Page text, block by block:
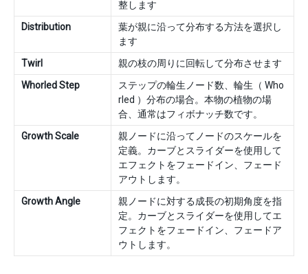
整します
Distribution
葉が親に沿って分布する方法を選択し
ます
Twirl
親の枝の周りに回転して分布させます
Whorled Step
ステップの輪生ノード数、輪生（ Who
rled ）分布の場合。本物の植物の場
合、通常はフィボナッチ数です。
Growth Scale
親ノードに沿ってノードのスケールを
定義。カーブとスライダーを使用して
エフェクトをフェードイン、フェード
アウトします。
Growth Angle
親ノードに対する成長の初期角度を指
定。カーブとスライダーを使用してエ
フェクトをフェードイン、フェードア
ウトします。